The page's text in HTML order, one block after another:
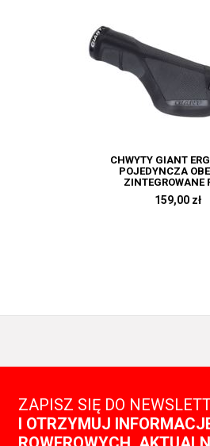
CHWYTY GIANT
POJEDYNCZA
ZINTEGROWANE
159,00 zł
ZAPISZ SIĘ DO
I OTRZYMUJ